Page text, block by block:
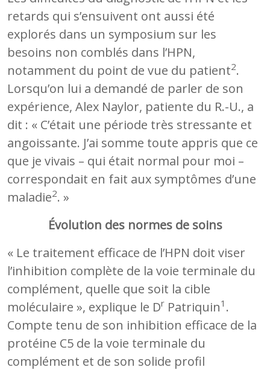
retards qui s’ensuivent ont aussi été
explorés dans un symposium sur les
besoins non comblés dans l’HPN,
notamment du point de vue du patient2.
Lorsqu’on lui a demandé de parler de son
expérience, Alex Naylor, patiente du R.-U., a
dit : « C’était une période très stressante et
angoissante. J’ai somme toute appris que ce
que je vivais – qui était normal pour moi –
correspondait en fait aux symptômes d’une
maladie2. »
Évolution des normes de soins
« Le traitement efficace de l’HPN doit viser
l’inhibition complète de la voie terminale du
complément, quelle que soit la cible
moléculaire », explique le Dr Patriquin1 .
Compte tenu de son inhibition efficace de la
protéine C5 de la voie terminale du
complément et de son solide profil